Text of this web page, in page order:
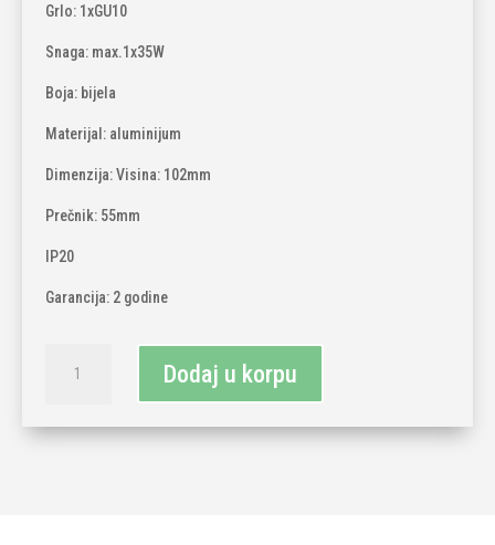
Grlo: 1xGU10
Snaga: max.1x35W
Boja: bijela
Materijal: aluminijum
Dimenzija: Visina: 102mm
Prečnik: 55mm
IP20
Garancija: 2 godine
grlom
Dodaj u korpu